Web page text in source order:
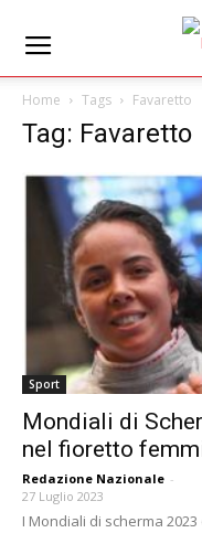
Home Tags Favaretto
Tag: Favaretto
Sport
Mondiali di
nel fioretto
Redazione Nazionale -
27 Luglio 2023
I Mondiali di scherma